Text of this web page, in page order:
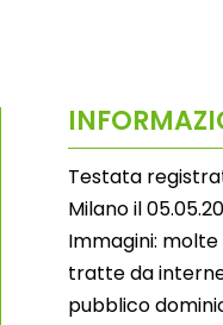
Testata
Milano il
Immagini:
tratte da
pubblico